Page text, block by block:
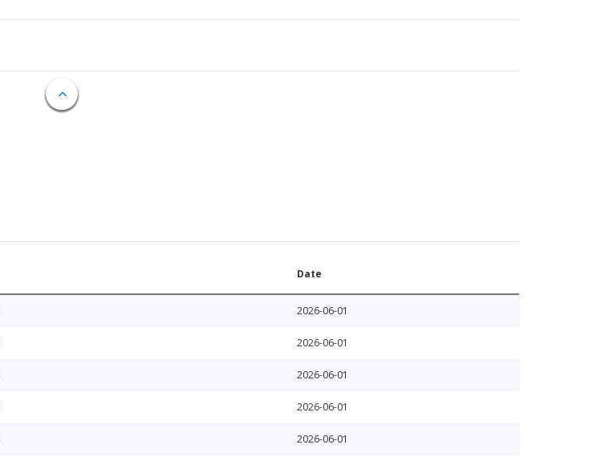
Date
2026-06-01
2026-06-01
2026-06-01
2026-06-01
2026-06-01